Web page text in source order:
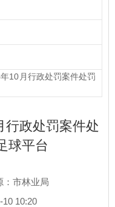
10月行政处罚案件处罚
行政处罚案件处
球平台
：市林业局
10 10:20